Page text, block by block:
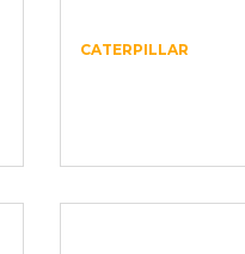
CATERPILLAR